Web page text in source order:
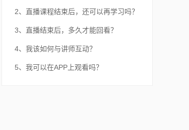
2、直播课程结束后，还可以再学习吗？
3、直播结束后，多久才能回看？
4、我该如何与讲师互动？
5、我可以在APP上观看吗？